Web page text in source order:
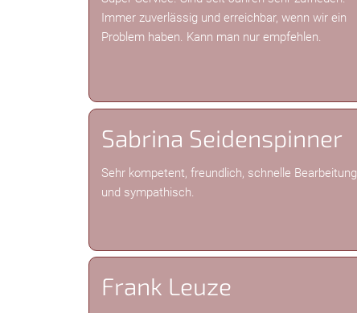
Immer zuverlässig und erreichbar, wenn wir ein
Problem haben. Kann man nur empfehlen.
Sabrina Seidenspinner
Sehr kompetent, freundlich, schnelle Bearbeitung
und sympathisch.
Frank Leuze